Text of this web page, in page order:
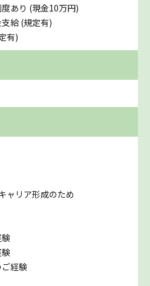
あり (現金10万円)
給 (規定有)
有)
ャリア形成のため
験
験
経験